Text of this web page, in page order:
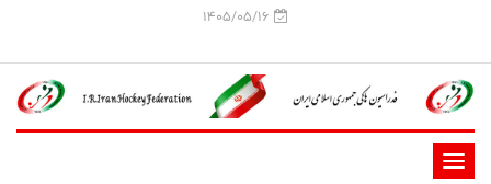
1405/05/16
-